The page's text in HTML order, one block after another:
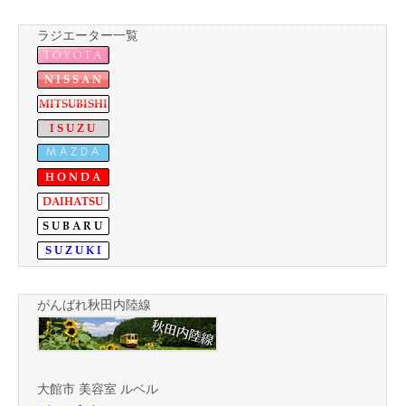
ラジエーター一覧
がんばれ秋田内陸線
大館市 美容室 ルベル